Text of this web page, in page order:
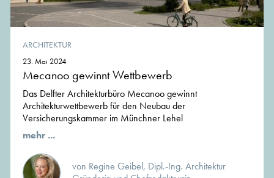
ARCHITEKTUR
23. Mai 2024
Mecanoo gewinnt Wettbewerb
Das Delfter Architekturbüro Mecanoo gewinnt
Architekturwettbewerb für den Neubau der
Versicherungskammer im Münchner Lehel
mehr ...
von Regine Geibel, Dipl.-Ing. Architektur